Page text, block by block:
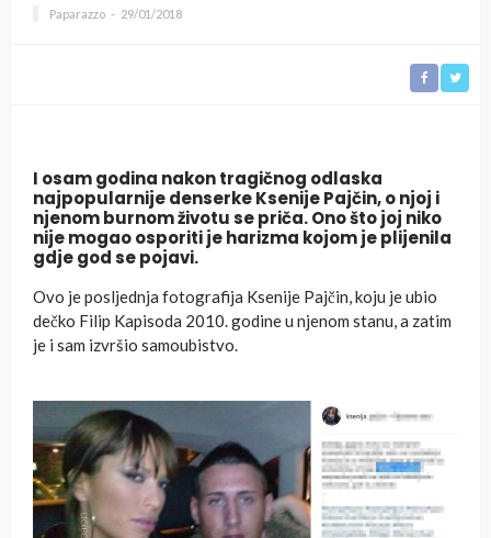
Paparazzo 29/01/2018
I osam godina nakon tragičnog odlaska
najpopularnije denserke Ksenije Pajčin, o njoj i
njenom burnom životu se priča. Ono što joj niko
nije mogao osporiti je harizma kojom je plijenila
gdje god se pojavi.
Ovo je posljednja fotografija Ksenije Pajčin, koju je ubio
dečko Filip Kapisoda 2010. godine u njenom stanu, a zatim
je i sam izvršio samoubistvo.